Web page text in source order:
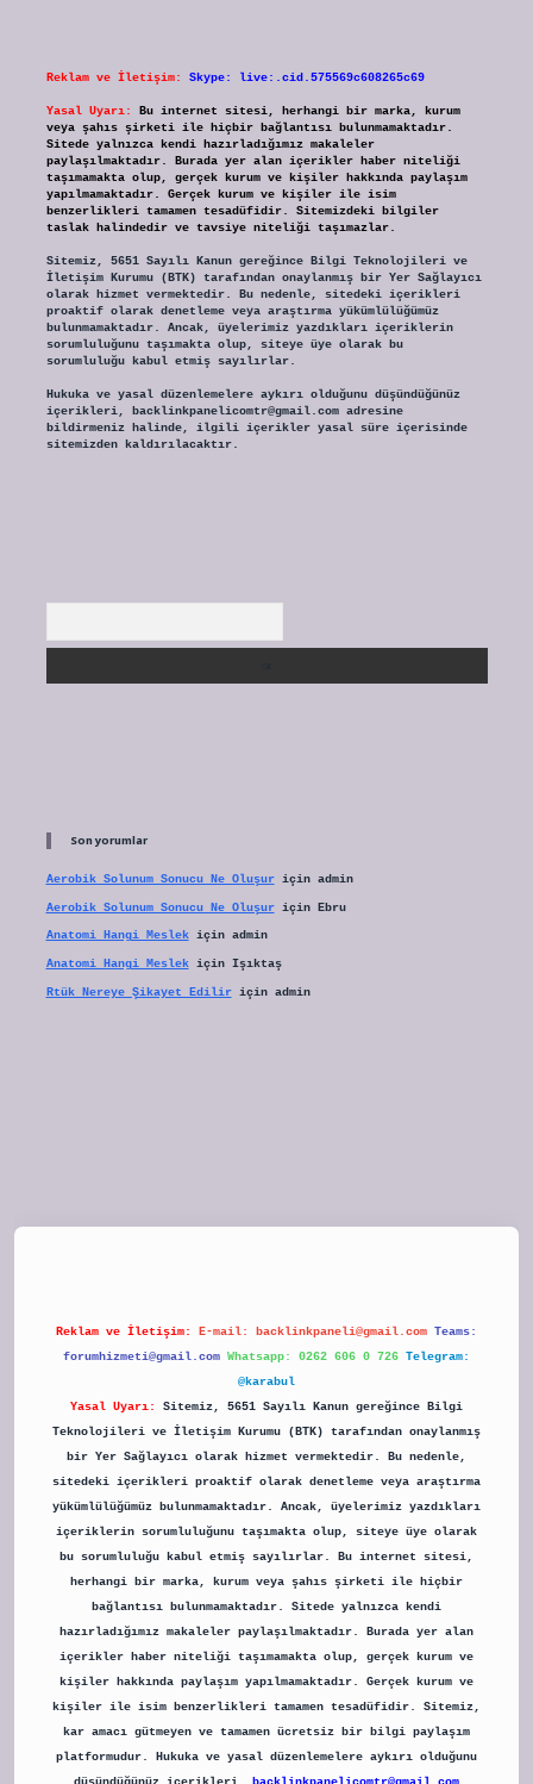
Reklam ve İletişim: Skype: live:.cid.575569c608265c69
Yasal Uyarı:
Bu internet sitesi, herhangi bir marka, kurum
veya şahıs şirketi ile hiçbir bağlantısı bulunmamaktadır.
Sitede yalnızca kendi hazırladığımız makaleler
paylaşılmaktadır. Burada yer alan içerikler haber niteliği
taşımamakta olup, gerçek kurum ve kişiler hakkında paylaşım
yapılmamaktadır. Gerçek kurum ve kişiler ile isim
benzerlikleri tamamen tesadüfidir. Sitemizdeki bilgiler
taslak halindedir ve tavsiye niteliği taşımazlar.
Sitemiz, 5651 Sayılı Kanun gereğince Bilgi Teknolojileri ve
İletişim Kurumu (BTK) tarafından onaylanmış bir Yer Sağlayıcı
olarak hizmet vermektedir. Bu nedenle, sitedeki içerikleri
proaktif olarak denetleme veya araştırma yükümlülüğümüz
bulunmamaktadır. Ancak, üyelerimiz yazdıkları içeriklerin
sorumluluğunu taşımakta olup, siteye üye olarak bu
sorumluluğu kabul etmiş sayılırlar.
Hukuka ve yasal düzenlemelere aykırı olduğunu düşündüğünüz
içerikleri, backlinkpanelicomtr@gmail.comadresine
bildirmeniz halinde, ilgili içerikler yasal süre içerisinde
sitemizden kaldırılacaktır.
Son yorumlar
Aerobik Solunum Sonucu Ne Oluşuriçin admin
Aerobik Solunum Sonucu Ne Oluşuriçin Ebru
Anatomi Hangi Meslekiçin admin
Anatomi Hangi Meslekiçin Işıktaş
Rtük Nereye Şikayet Ediliriçin admin
Reklam ve İletişim: E-mail: backlinkpaneli@gmail.com Teams:
forumhizmeti@gmail.com Whatsapp: 0262 606 0 726 Telegram:
@karabul
Yasal Uyarı:
Sitemiz, 5651 Sayılı Kanun gereğince Bilgi
Teknolojileri ve İletişim Kurumu (BTK) tarafından onaylanmış
bir Yer Sağlayıcı olarak hizmet vermektedir. Bu nedenle,
sitedeki içerikleri proaktif olarak denetleme veya araştırma
yükümlülüğümüz bulunmamaktadır. Ancak, üyelerimiz yazdıkları
içeriklerin sorumluluğunu taşımakta olup, siteye üye olarak
bu sorumluluğu kabul etmiş sayılırlar. Bu internet sitesi,
herhangi bir marka, kurum veya şahıs şirketi ile hiçbir
bağlantısı bulunmamaktadır. Sitede yalnızca kendi
hazırladığımız makaleler paylaşılmaktadır. Burada yer alan
içerikler haber niteliği taşımamakta olup, gerçek kurum ve
kişiler hakkında paylaşım yapılmamaktadır. Gerçek kurum ve
kişiler ile isim benzerlikleri tamamen tesadüfidir. Sitemiz,
kar amacı gütmeyen ve tamamen ücretsiz bir bilgi paylaşım
platformudur. Hukuka ve yasal düzenlemelere aykırı olduğunu